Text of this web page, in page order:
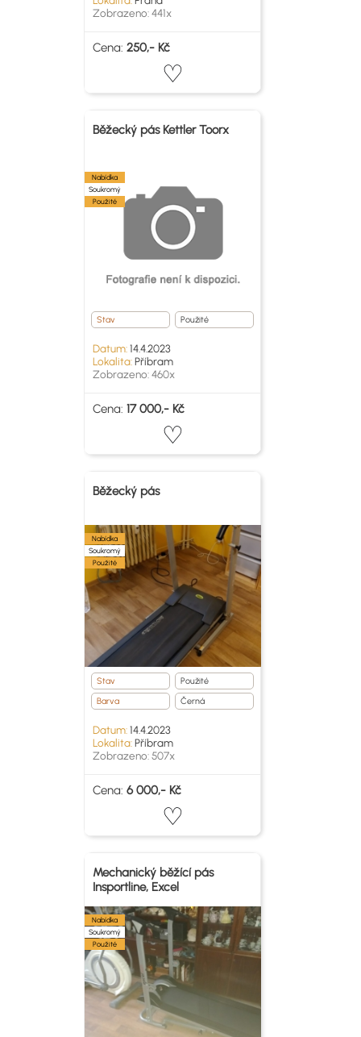
Zobrazeno: 441x
Cena: 250,- Kč
Běžecký pás Kettler Toorx
Nabídka
Soukromý
Použité
Stav Použité
Datum:14.4.2023
Lokalita:Příbram
Zobrazeno: 460x
Cena: 17 000,- Kč
Běžecký pás
Nabídka
Soukromý
Použité
Stav
Použité
Barva
Černá
Datum:14.4.2023
Lokalita:Příbram
Zobrazeno: 507x
Cena: 6 000,- Kč
Mechanický běžící pás
Insportline, Excel
Nabídka
Soukromý
Použité